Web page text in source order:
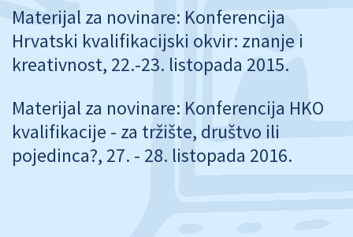
Materijal za novinare: Konferencija
Hrvatski kvalifikacijski okvir: znanje i
kreativnost, 22.-23. listopada 2015.
Materijal za novinare: Konferencija HKO
kvalifikacije - za tržište, društvo ili
pojedinca?, 27. - 28. listopada 2016.